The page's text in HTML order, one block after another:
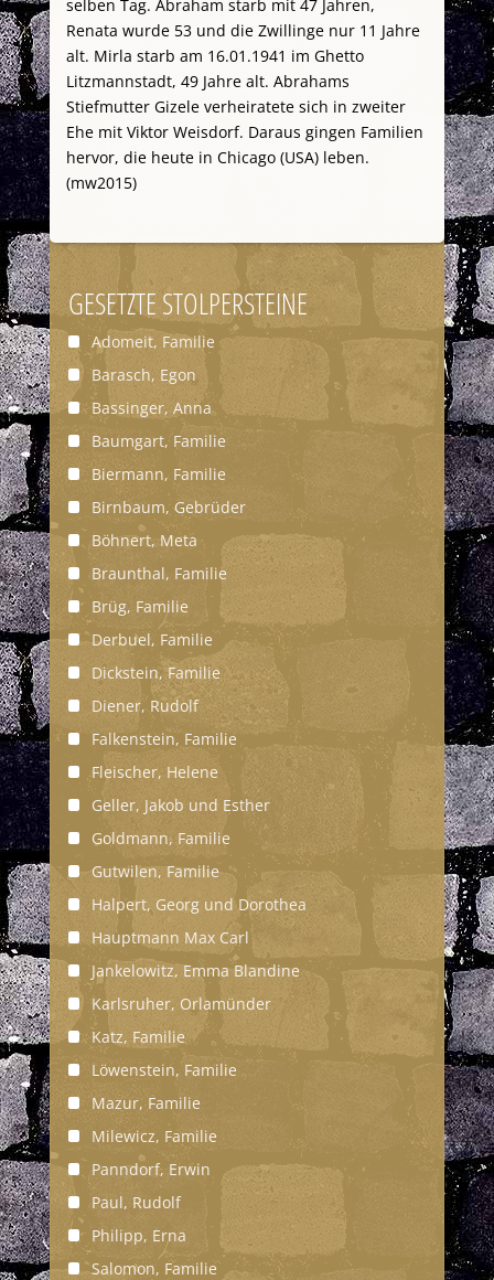
selben Tag. Abraham starb mit 47 Jahren,
Renata wurde 53 und die Zwillinge nur 11 Jahre
alt. Mirla starb am 16.01.1941 im Ghetto
Litzmannstadt, 49 Jahre alt. Abrahams
Stiefmutter Gizele verheiratete sich in zweiter
Ehe mit Viktor Weisdorf. Daraus gingen Familien
hervor, die heute in Chicago (USA) leben.
(mw2015)
GESETZTE STOLPERSTEINE
Adomeit, Familie
Barasch, Egon
Bassinger, Anna
Baumgart, Familie
Biermann, Familie
Birnbaum, Gebrüder
Böhnert, Meta
Braunthal, Familie
Brüg, Familie
Derbuel, Familie
Dickstein, Familie
Diener, Rudolf
Falkenstein, Familie
Fleischer, Helene
Geller, Jakob und Esther
Goldmann, Familie
Gutwilen, Familie
Halpert, Georg und Dorothea
Hauptmann Max Carl
Jankelowitz, Emma Blandine
Karlsruher, Orlamünder
Katz, Familie
Löwenstein, Familie
Mazur, Familie
Milewicz, Familie
Panndorf, Erwin
Paul, Rudolf
Philipp, Erna
Salomon, Familie